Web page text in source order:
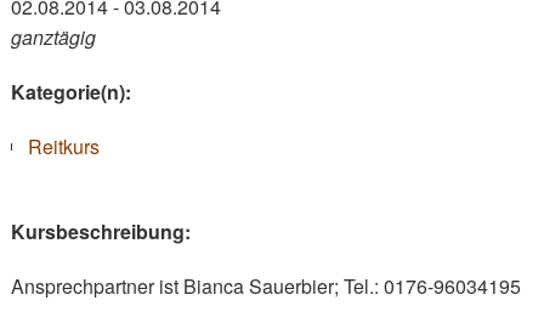
02.08.2014 - 03.08.2014
ganztägig
Kategorie(n):
Reitkurs
Kursbeschreibung:
Ansprechpartner ist Bianca Sauerbier; Tel.: 0176-96034195